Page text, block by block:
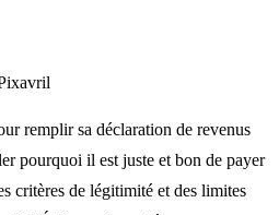
remplir sa déclaration de revenus
pourquoi il est juste et bon de payer
critères de légitimité et des limites